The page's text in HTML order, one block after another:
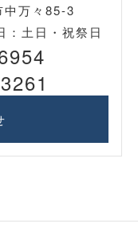
万々85-3
土日・祝祭日